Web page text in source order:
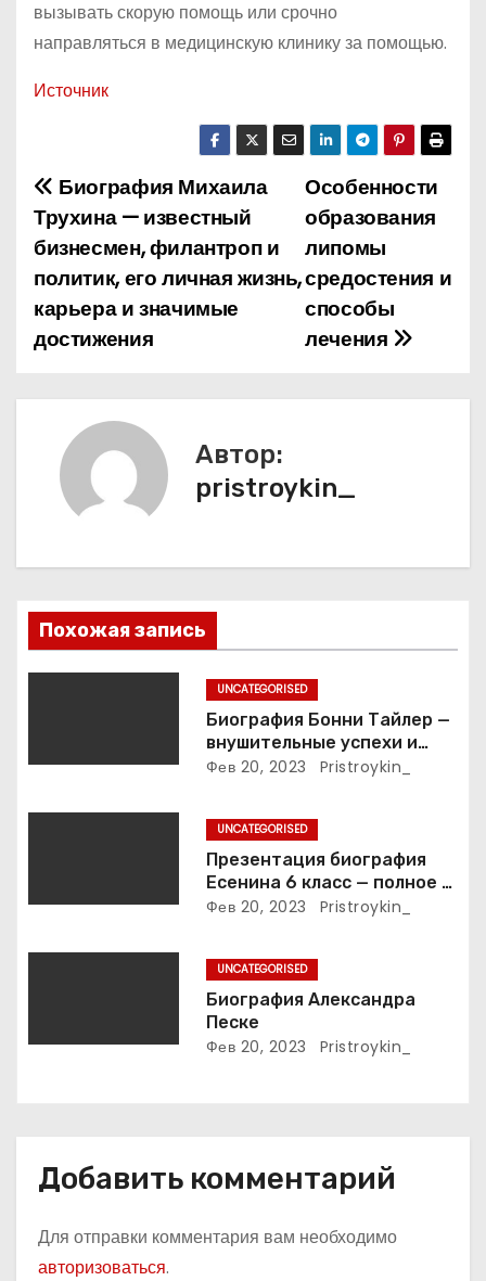
вызывать скорую помощь или срочно
направляться в медицинскую клинику за помощью.
Источник
Н
а
в
и
я
п
о
Особенности
образования
липомы
средостения и
способы
лечения
Биография Михаила
Трухина — известный
бизнесмен, филантроп и
политик, его личная жизнь,
карьера и значимые
достижения
Автор:
pristroykin_
Похожая запись
UNCATEGORISED
Биография Бонни Тайлер —
внушительные успехи и
интимные подробности
Фев 20, 2023 Pristroykin_
UNCATEGORISED
Презентация биография
Есенина 6 класс — полное и
подробное описание жизни
Фев 20, 2023 Pristroykin_
UNCATEGORISED
Биография Александра
Песке
Фев 20, 2023 Pristroykin_
Добавить комментарий
Для отправки комментария вам необходимо
авторизоваться.